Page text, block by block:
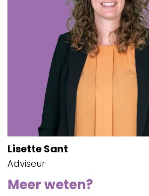
Lisette Sant
Adviseur
Meer weten?